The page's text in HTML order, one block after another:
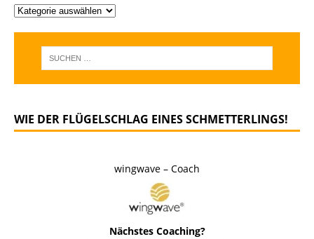
WIE DER FLÜGELSCHLAG EINES SCHMETTERLINGS!
wingwave – Coach
Nächstes Coaching?